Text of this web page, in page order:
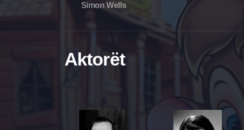
Simon Wells
Aktorët